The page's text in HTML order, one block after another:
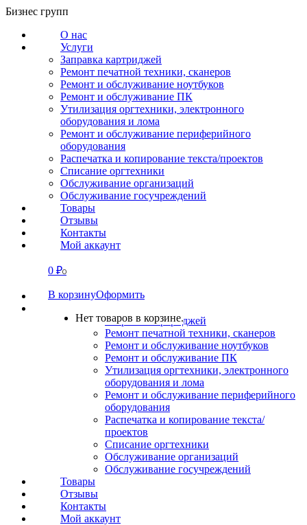
Перейти
содержанию
Бизнес групп
О нас
Услуги
Заправка картриджей
Ремонт печатной техники, сканеров
Ремонт и обслуживание ноутбуков
Ремонт и обслуживание ПК
Утилизация оргтехники, электронного
оборудования и лома
Ремонт и обслуживание периферийного
оборудования
Распечатка и копирование текста/проектов
Списание оргтехники
Обслуживание организаций
Обслуживание госучреждений
Товары
Отзывы
Контакты
Мой аккаунт
0 ₽0
В корзинуОформить
Нет товаров в корзине.
СВЯЗАТЬСЯ
О нас
Заправка картриджей
Ремонт печатной техники, сканеров
Ремонт и обслуживание ноутбуков
Ремонт и обслуживание ПК
Утилизация оргтехники, электронного
оборудования и лома
Ремонт и обслуживание периферийного
оборудования
Распечатка и копирование текста/
проектов
Списание оргтехники
Обслуживание организаций
Обслуживание госучреждений
Товары
Отзывы
Контакты
Мой аккаунт